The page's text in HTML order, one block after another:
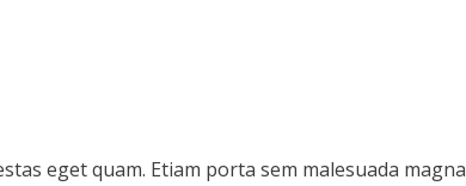
eget quam. Etiam porta sem malesuada magna